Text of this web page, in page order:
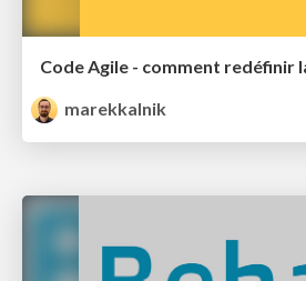
Code Agile - comment redéfinir
marekkalnik